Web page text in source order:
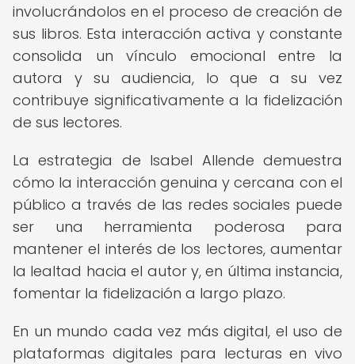
involucrándolos en el proceso de creación de
sus libros. Esta interacción activa y constante
consolida un vínculo emocional entre la
autora y su audiencia, lo que a su vez
contribuye significativamente a la fidelización
de sus lectores.
La estrategia de Isabel Allende demuestra
cómo la interacción genuina y cercana con el
público a través de las redes sociales puede
ser una herramienta poderosa para
mantener el interés de los lectores, aumentar
la lealtad hacia el autor y, en última instancia,
fomentar la fidelización a largo plazo.
En un mundo cada vez más digital, el uso de
plataformas digitales para lecturas en vivo